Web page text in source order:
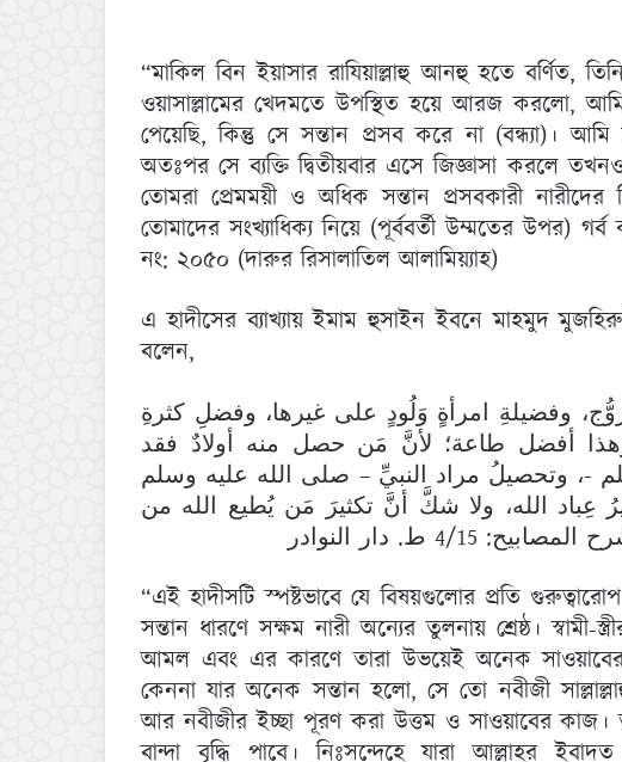
“মাকিল বিন ইয়াসার রাযিয়াল্লাহু আনহু হতে বর্ণিত,
ওয়াসাল্লামের খেদমতে উপস্থিত হয়ে আরজ করলো,
পেয়েছি, কিন্তু সে সন্তান প্রসব করে না (বন্ধ্যা)।
অতঃপর সে ব্যক্তি দ্বিতীয়বার এসে জিজ্ঞাসা করলে
তোমরা প্রেমময়ী ও অধিক সন্তান প্রসবকারী
তোমাদের সংখ্যাধিক্য নিয়ে (পূর্ববর্তী উম্মতের উপর)
নং: ২০৫০ (দারুর রিসালাতিল আলামিয়্যাহ)
এ হাদীসের ব্যাখ্যায় ইমাম হুসাইন ইবনে মাহমুদ
বলেন,
وفضيلةِ امرأةٍ وَلُودٍ على غيرها، وفضلِ كثرةِ
وهذا أفضل طاعة؛ لأنَّ مَن حصل منه أولادٌ فقد
-، وتحصيلُ مراد النبيِّ – صلى الله عليه وسلم
عِباد الله، ولا شكَّ أنَّ تكثيرَ مَن يُطيع الله من
15 ط. دار النوادر
“এই হাদীসটি স্পষ্টভাবে যে বিষয়গুলোর প্রতি
সন্তান ধারণে সক্ষম নারী অন্যের তুলনায় শ্রেষ্ঠ।
আমল এবং এর কারণে তারা উভয়েই অনেক
কেননা যার অনেক সন্তান হলো, সে তো নবীজী
আর নবীজীর ইচ্ছা পূরণ করা উত্তম ও সাওয়াবের কাজ।
বান্দা বৃদ্ধি পাবে। নিঃসন্দেহে যারা আল্লাহর